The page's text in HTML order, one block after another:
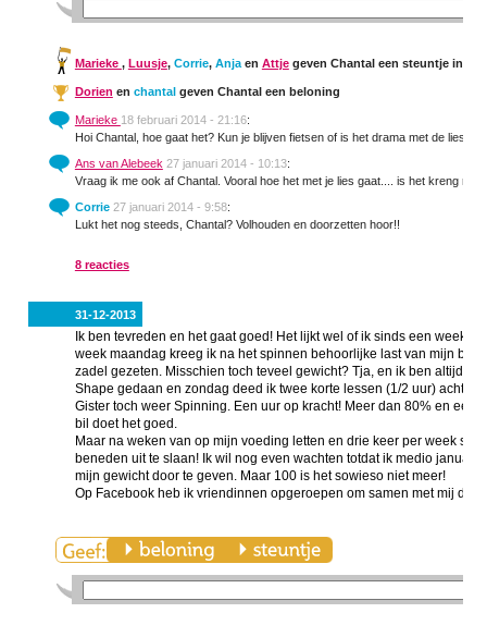
Marieke , Luusje, Corrie, Anjaen Attjegeven Chantal een steuntje in de
Dorien en chantalgeven Chantal een beloning
Marieke 18 februari 2014 - 21:16:
Hoi Chantal, hoe gaat het? Kun je blijven fietsen of is het drama met de lies?
Ans van Alebeek 27 januari 2014 - 10:13:
Vraag ik me ook af Chantal. Vooral hoe het met je lies gaat.... is het kreng nog
Corrie 27 januari 2014 - 9:58:
Lukt het nog steeds, Chantal? Volhouden en doorzetten hoor!!
8 reacties
31-12-2013
Ik ben tevreden en het gaat goed! Het lijkt wel of ik sinds een week
week maandag kreeg ik na het spinnen behoorlijke last van mijn
zadel gezeten. Misschien toch teveel gewicht? Tja, en ik ben altijd
Shape gedaan en zondag deed ik twee korte lessen (1/2 uur) achter
Gister toch weer Spinning. Een uur op kracht! Meer dan 80% en een
bil doet het goed.
Maar na weken van op mijn voeding letten en drie keer per week
beneden uit te slaan! Ik wil nog even wachten totdat ik medio
mijn gewicht door te geven. Maar 100 is het sowieso niet meer!
Op Facebook heb ik vriendinnen opgeroepen om samen met mij de